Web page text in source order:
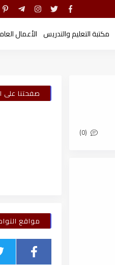
مكتبة التعليم والتدريس الأعمال
(0)
صفحتنا على
مواقع